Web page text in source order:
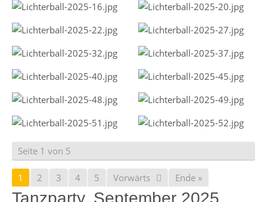
Seite 1 von 5
1 2 3 4 5 Vorwärts Ende »
Tanzparty, September 2025